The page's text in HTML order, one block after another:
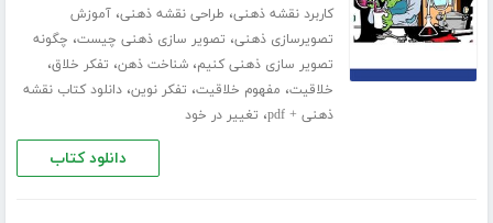
کاربرد نقشه ذهنی، طراحی نقشه ذهنی،آموزش
تصویرسازی ذهنی، تصویر سازی ذهنی چیست، چگونه
تصویر سازی ذهنی کنیم،شناخت ذهن، تفکر خلاق،
خلاقیت، مفهوم خلاقیت، تفکر نوین،دانلود کتاب نقشه
ذهنی + pdf
، تغییر در خود
دانلود کتاب